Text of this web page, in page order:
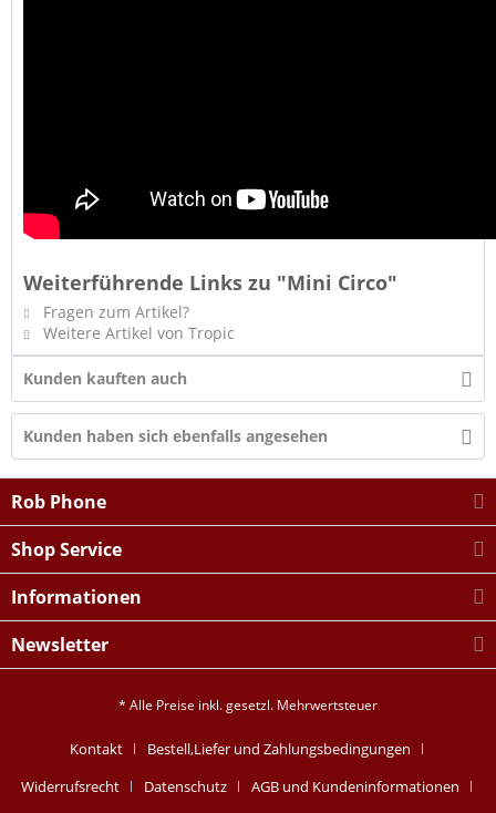
Weiterführende Links zu "Mini Circo"
Fragen zum Artikel?
Weitere Artikel von Tropic
Kunden kauften auch
Kunden haben sich ebenfalls angesehen
Rob Phone
Shop Service
Informationen
Newsletter
* Alle Preise inkl. gesetzl. Mehrwertsteuer
Kontakt
Bestell,Liefer und Zahlungsbedingungen
Widerrufsrecht
Datenschutz
AGB und Kundeninformationen